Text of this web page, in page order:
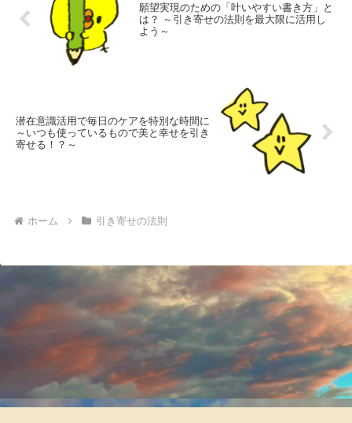
願望実現のための「叶いやすい書き方」と
は？ ～引き寄せの法則を最大限に活用し
よう～
潜在意識活用で毎日のケアを特別な時間に
～いつも使っているもので美と幸せを引き
寄せる！？～
ホーム 引き寄せの法則